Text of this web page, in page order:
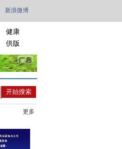
新浪微博
健康
供版
更多